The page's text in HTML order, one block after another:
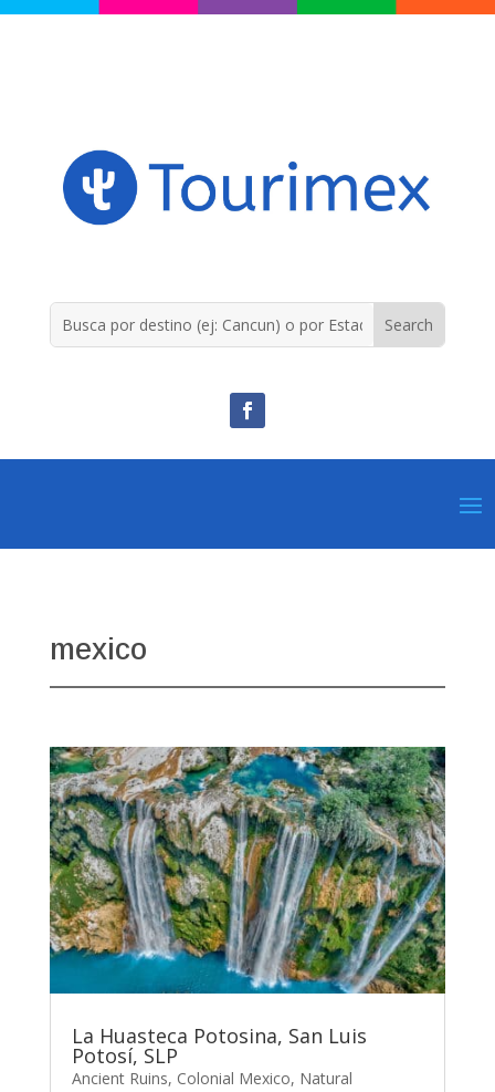
mexico
La Huasteca Potosina, San Luis
Potosí, SLP
Ancient Ruins, Colonial Mexico, Natural